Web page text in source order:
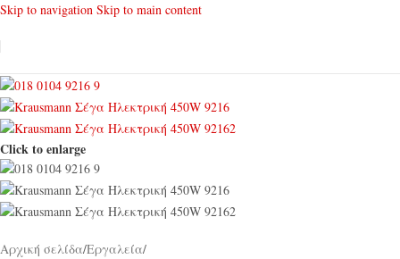
Skip to navigation Skip to main content
Click to enlarge
Αρχική σελίδα/Εργαλεία/